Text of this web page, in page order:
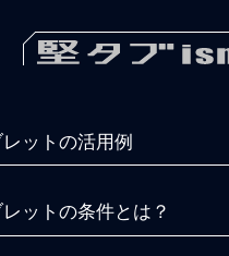
ットの活用例
ットの条件とは？